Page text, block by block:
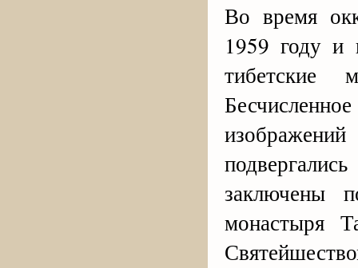
Во время
1959 году и
тибетские
заключены
монастыря